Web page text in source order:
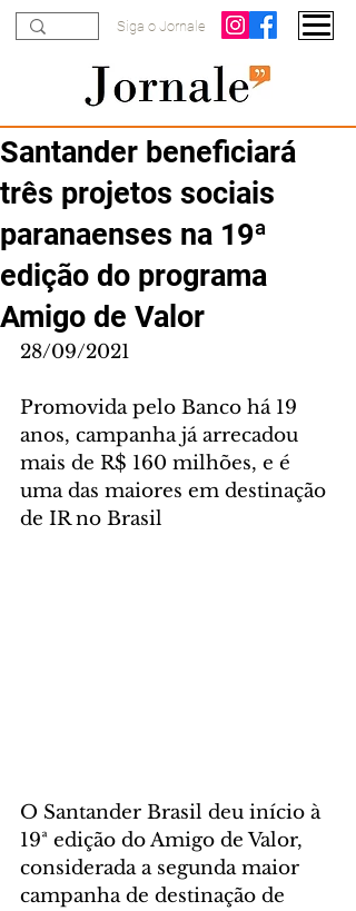
Siga o Jornale
Santander beneficiará
três projetos sociais
paranaenses na 19ª
edição do programa
Amigo de Valor
28/09/2021
Promovida pelo Banco há 19
anos, campanha já arrecadou
mais de R$ 160 milhões, e é
uma das maiores em destinação
de IR no Brasil
O Santander Brasil deu início à
19ª edição do Amigo de Valor,
considerada a segunda maior
campanha de destinação de